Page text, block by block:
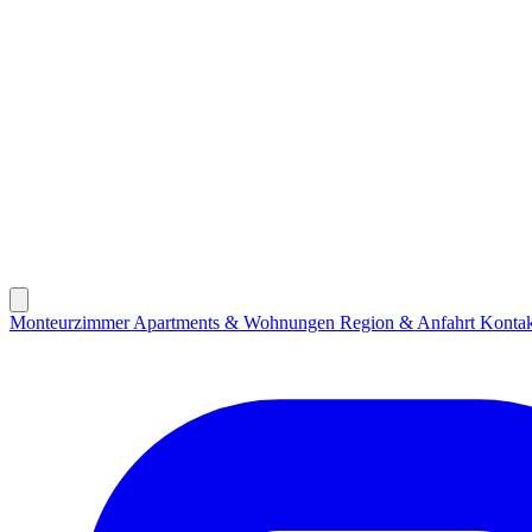
MonteurzimmerApartments & Wohnungen Region & Anfahrt